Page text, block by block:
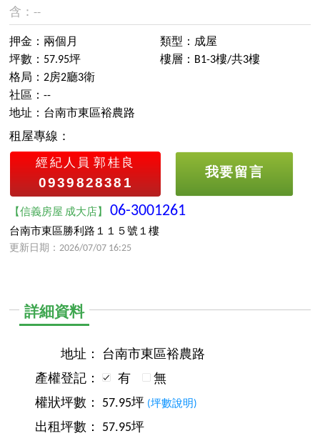
含：--
押金：兩個月
坪數：57.95坪
類型：成屋
樓層：B1-3樓/共3樓
格局：2房2廳3衛
社區：--
地址：台南市東區裕農路
租屋專線：
經紀人員 郭桂良
0939828381
我要留言
【信義房屋 成大店】06-3001261
台南市東區勝利路１１５號１樓
更新日期：2026/07/07 16:25
詳細資料
地址：
台南市東區裕農路
產權登記：
有
無
權狀坪數：
57.95坪 (坪數說明)
出租坪數：
57.95坪